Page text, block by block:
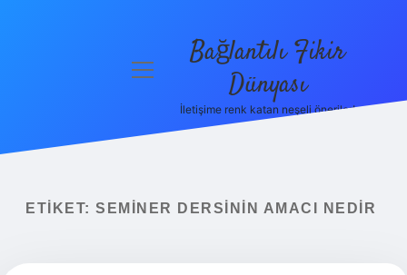
menüyü
Bağlantılı Fikir
Dünyası
İletişime renk katan neşeli öneriler!
ETIKET: SEMINER DERSININ AMACI NEDIR